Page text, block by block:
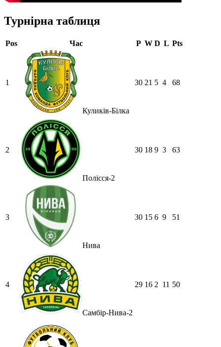
Турнірна таблиця
Pos Час P W D L Pts
1
Куликів-Білка
30 21 5 4 68
2
Полісся-2
30 18 9 3 63
3
Нива
30 15 6 9 51
4
Самбір-Нива-2
29 16 2 11 50